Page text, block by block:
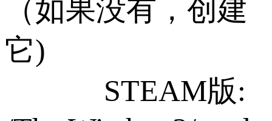
（如果没有，创建
它)
STEAM版: